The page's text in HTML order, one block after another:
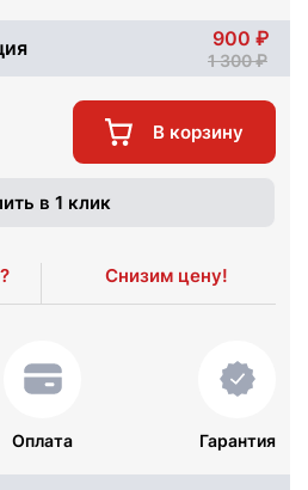
900
1 300
В корзину
в 1 клик
Снизим цену!
Оплата Гарантия